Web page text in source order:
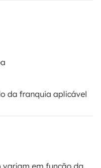
da franquia aplicável
variam em função da